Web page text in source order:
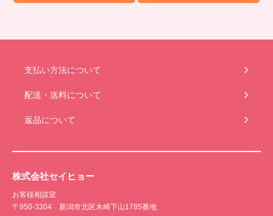
支払い方法について
配送・送料について
返品について
株式会社セイヒョー
お客様相談室
〒950-3304 新潟市北区木崎下山1785番地